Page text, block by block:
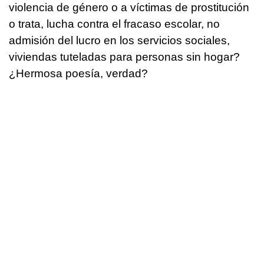
violencia de género o a víctimas de prostitución
o trata, lucha contra el fracaso escolar, no
admisión del lucro en los servicios sociales,
viviendas tuteladas para personas sin hogar?
¿Hermosa poesía, verdad?